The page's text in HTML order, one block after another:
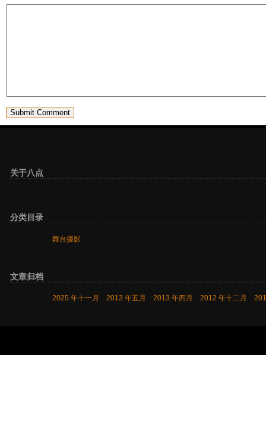
关于八点
分类目录
舞台摄影
文章归档
2025 年十一月 2013 年五月 2013 年四月 2012 年十二月